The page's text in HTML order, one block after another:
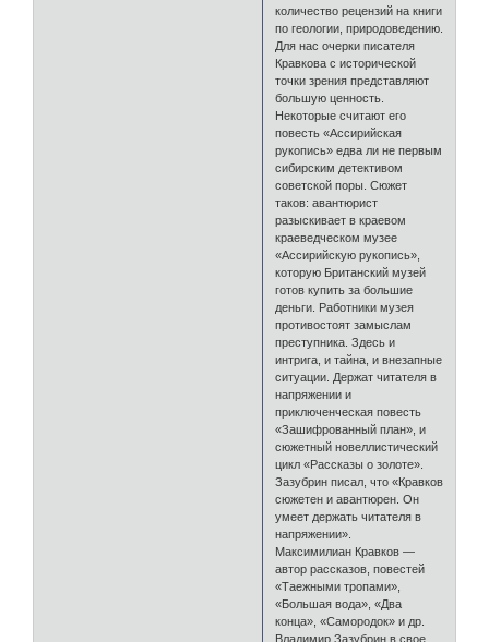
количество рецензий на книги
по геологии, природоведению.
Для нас очерки писателя
Кравкова с исторической
точки зрения представляют
большую ценность.
Некоторые считают его
повесть «Ассирийская
рукопись» едва ли не первым
сибирским детективом
советской поры. Сюжет
таков: авантюрист
разыскивает в краевом
краеведческом музее
«Ассирийскую рукопись»,
которую Британский музей
готов купить за большие
деньги. Работники музея
противостоят замыслам
преступника. Здесь и
интрига, и тайна, и внезапные
ситуации. Держат читателя в
напряжении и
приключенческая повесть
«Зашифрованный план», и
сюжетный новеллистический
цикл «Рассказы о золоте».
Зазубрин писал, что «Кравков
сюжетен и авантюрен. Он
умеет держать читателя в
напряжении».
Максимилиан Кравков —
автор рассказов, повестей
«Таежными тропами»,
«Большая вода», «Два
конца», «Самородок» и др.
Владимир Зазубрин в свое